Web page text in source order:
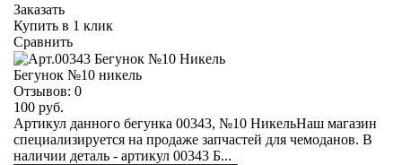
Заказать
Купить в 1 клик
Сравнить
Бегунок №10 никель
Отзывов: 0
100 руб.
Артикул данного бегунка 00343, №10 НикельНаш магазин
специализируется на продаже запчастей для чемоданов. В
наличии деталь - артикул 00343 Б...